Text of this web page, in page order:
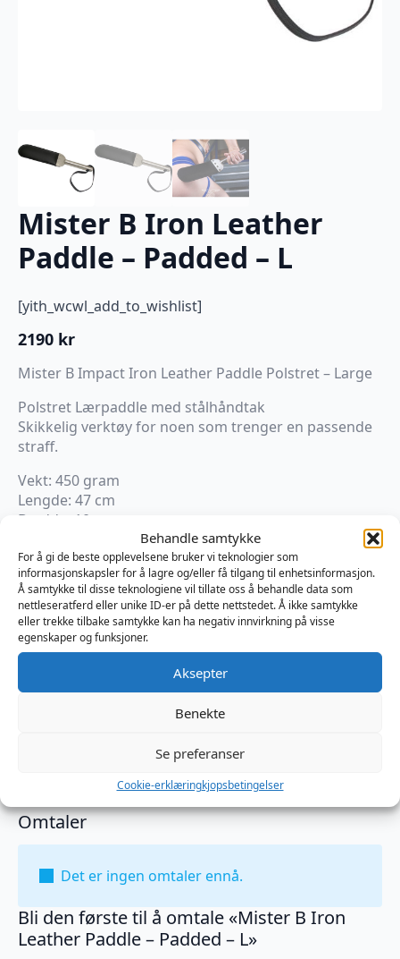
Behandle samtykke
For å gi de beste opplevelsene bruker vi teknologier som
informasjonskapsler for å lagre og/eller få tilgang til enhetsinformasjon.
Å samtykke til disse teknologiene vil tillate oss å behandle data som
nettleseratferd eller unike ID-er på dette nettstedet. Å ikke samtykke
eller trekke tilbake samtykke kan ha negativ innvirkning på visse
egenskaper og funksjoner.
Aksepter
Benekte
Se preferanser
Cookie-erklæringkjopsbetingelser
Mister B Iron Leather
Paddle – Padded – L
[yith_wcwl_add_to_wishlist]
2190 kr
Mister B Impact Iron Leather Paddle Polstret – Large
Polstret Lærpaddle med stålhåndtak
Skikkelig verktøy for noen som trenger en passende
straff.
Vekt: 450 gram
Lengde: 47 cm
Bredde: 10 cm
På lager
Mister
B
Iron
Leather
Paddle
Padded
-
Legg I Handlekurv
Produktnummer:MB652502
Paddle
Brand: Mister B
Omtaler
Det er ingen omtaler ennå.
Bli den første til å omtale «Mister B Iron
Leather Paddle – Padded – L»